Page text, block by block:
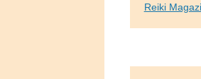
Reiki